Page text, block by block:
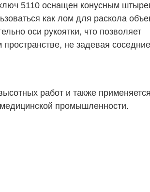
5110 оснащен конусным
как лом для раскола
оси рукоятки, что позволяет
не задевая соседние
работ и также
промышленности.